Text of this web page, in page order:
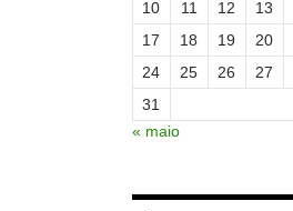
10
11 12 13
17
18 19 20
24
25 26 27
31
« maio